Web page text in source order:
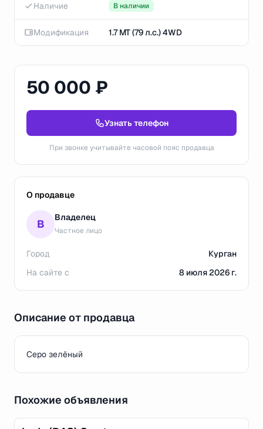
Наличие В наличии
Модификация 1.7 MT (79 л.с.) 4WD
50 000 ₽
Узнать телефон
При звонке учитывайте часовой пояс продавца
О продавце
В Владелец
Частное лицо
Город
Курган
На сайте с
8 июля 2026 г.
Описание от продавца
Серо зелёный
Похожие объявления